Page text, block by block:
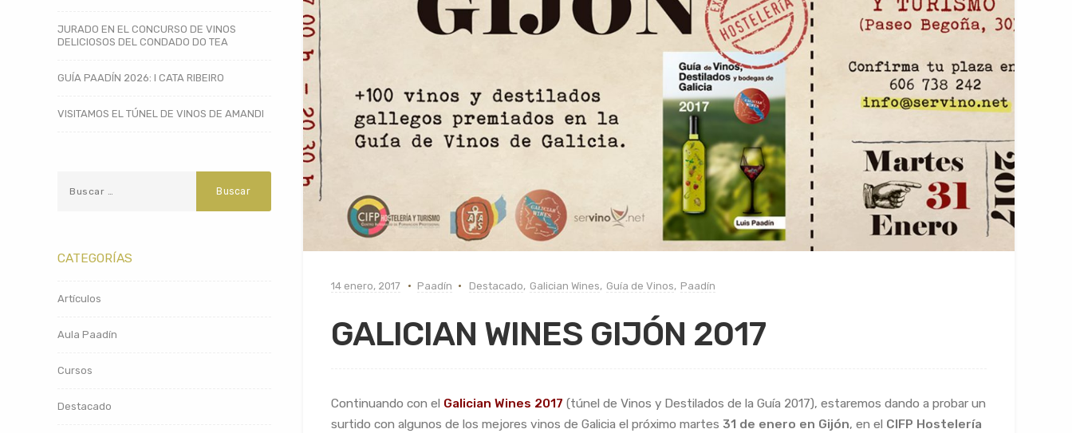
14 enero, 2017 Paadín Destacado, Galician Wines, Guía de Vinos, Paadín
GALICIAN WINES GIJÓN 2017
Continuando con el Galician Wines 2017 (túnel de Vinos y Destilados de la Guía 2017), estaremos dando a probar un
surtido con algunos de los mejores vinos de Galicia el próximo martes 31 de enero en Gijón, en el CIFP Hostelería
JURADO EN EL CONCURSO DE VINOS
DELICIOSOS DEL CONDADO DO TEA
GUÍA PAADÍN 2026: I CATA RIBEIRO
VISITAMOS EL TÚNEL DE VINOS DE AMANDI
CATEGORÍAS
Artículos
Aula Paadín
Cursos
Destacado